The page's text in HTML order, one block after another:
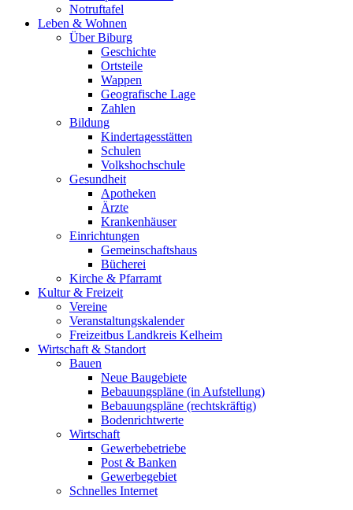
Notruftafel
Leben & Wohnen
Über Biburg
Geschichte
Ortsteile
Wappen
Geografische Lage
Zahlen
Bildung
Kindertagesstätten
Schulen
Volkshochschule
Gesundheit
Apotheken
Ärzte
Krankenhäuser
Einrichtungen
Gemeinschaftshaus
Bücherei
Kirche & Pfarramt
Kultur & Freizeit
Vereine
Veranstaltungskalender
Freizeitbus Landkreis Kelheim
Wirtschaft & Standort
Bauen
Neue Baugebiete
Bebauungspläne (in Aufstellung)
Bebauungspläne (rechtskräftig)
Bodenrichtwerte
Wirtschaft
Gewerbebetriebe
Post & Banken
Gewerbegebiet
Schnelles Internet